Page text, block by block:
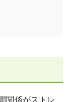
関係がストレ